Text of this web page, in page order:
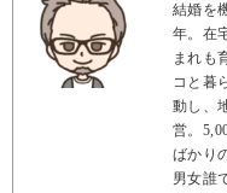
結婚を
年。在
まれも
コと暮
動し、
営。
ばかり
男女誰